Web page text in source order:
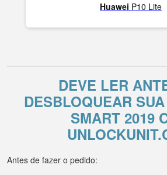
Huawei P10 Lite
DEVE LER
DESBLOQUEAR
SMART 2019
Antes de fazer o pedido: